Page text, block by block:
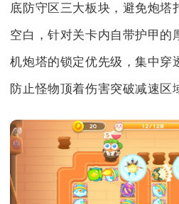
底防守区三大板块，避免炮塔
空白，针对关卡内自带护甲的
机炮塔的锁定优先级，集中穿
防止怪物顶着伤害突破减速区